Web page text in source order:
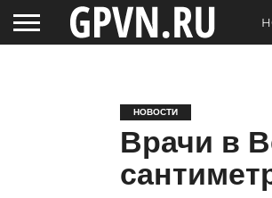
НОВОСТИ
Врачи в